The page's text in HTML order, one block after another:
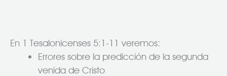
En 1 Tesalonicenses 5:1-11 veremos:
Errores sobre la predicción de la segunda
venida de Cristo